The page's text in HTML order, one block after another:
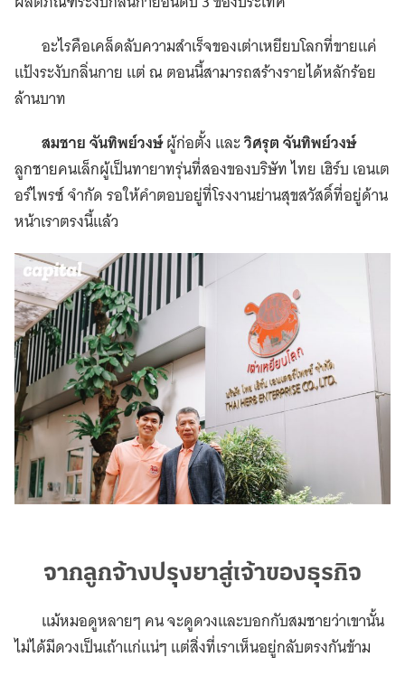
อะไรคือเคล็ดลับความสำเร็จของเต่าเหยียบโลกที่ขายแค่
แป้งระงับกลิ่นกาย แต่ ณ ตอนนี้สามารถสร้างรายได้หลักร้อย
ล้านบาท
สมชาย จันทิพย์วงษ์ผู้ก่อตั้ง และวิศรุต จันทิพย์วงษ์
ลูกชายคนเล็กผู้เป็น​ทายาทรุ่นที่สองของบริษัท ไทย เฮิร์บ เอนเต
อร์ไพรซ์ จำกัด รอให้คำตอบอยู่ที่โรงงานย่านสุขสวัสดิ์ที่อยู่ด้าน
หน้าเราตรงนี้แล้ว
จากลูกจ้างปรุงยาสู่เจ้าของธุรกิจ
แม้หมอดูหลายๆ คน จะดูดวงและบอกกับสมชายว่าเขานั้น
ไม่ได้มีดวงเป็นเถ้าแก่แน่ๆ แต่สิ่งที่เราเห็นอยู่กลับตรงกันข้าม